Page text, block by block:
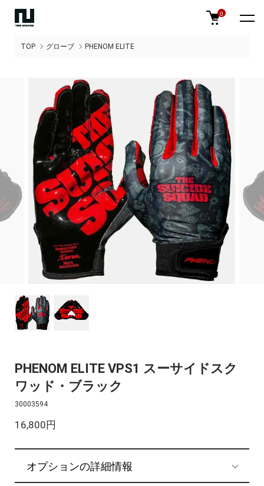
0
TOP グローブ PHENOM ELITE
PHENOM ELITE VPS1 スーサイドスク
ワッド・ブラック
30003594
16,800円
オプションの詳細情報